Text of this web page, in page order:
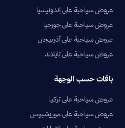
عروض سياحية على إندونيسيا
عروض سياحية على جورجيا
عروض سياحية على أذربيجان
عروض سياحية على تايلاند
باقات حسب الوجهة
عروض سياحية على تركيا
عروض سياحية على موريشيوس